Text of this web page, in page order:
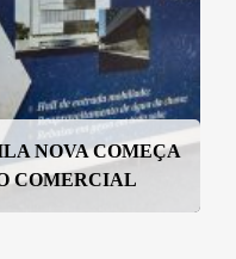
NOVA COMEÇA
COMERCIAL